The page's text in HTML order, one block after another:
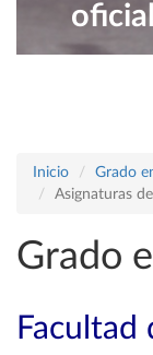
Inicio
Grado
Asignaturas
Grado
Facultad